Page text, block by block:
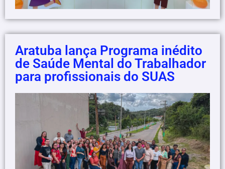
Aratuba lança Programa inédito
de Saúde Mental do Trabalhador
para profissionais do SUAS